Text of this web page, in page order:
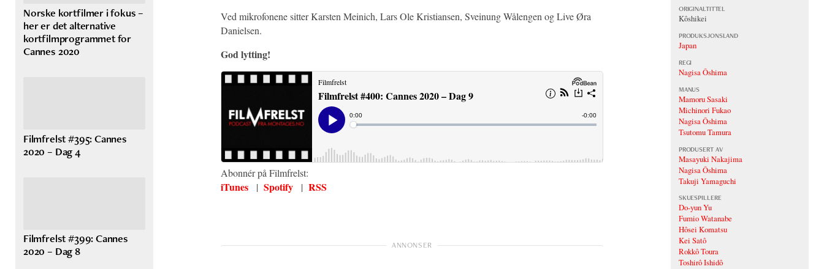
Ved mikrofonene sitter Karsten Meinich, Lars Ole Kristiansen, Sveinung Wålengen og Live Øra
Danielsen.
God lytting!
Abonnér på Filmfrelst:
iTunes | Spotify | RSS
Norske kortfilmer i fokus –
her er det alternative
kortfilmprogrammet for
Cannes 2020
Filmfrelst #395: Cannes
2020 – Dag 4
Filmfrelst #399: Cannes
2020 – Dag 8
ORIGINALTITTEL
Kôshikei
PRODUKSJONSLAND
Japan
REGI
Nagisa Ôshima
MANUS
Mamoru Sasaki
Michinori Fukao
Nagisa Ôshima
Tsutomu Tamura
PRODUSERT AV
Masayuki Nakajima
Nagisa Ôshima
Takuji Yamaguchi
SKUESPILLERE
Do-yun Yu
Fumio Watanabe
Hôsei Komatsu
Kei Satô
Rokkô Toura
Toshirô Ishidô